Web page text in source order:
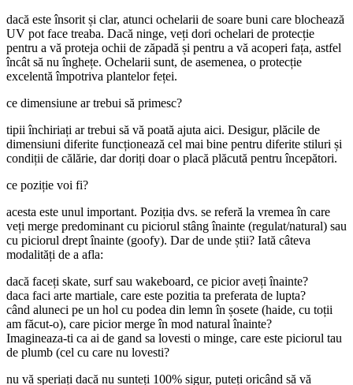
dacă este însorit și clar, atunci ochelarii de soare buni care blochează
UV pot face treaba. Dacă ninge, veți dori ochelari de protecție
pentru a vă proteja ochii de zăpadă și pentru a vă acoperi fața, astfel
încât să nu înghețe. Ochelarii sunt, de asemenea, o protecție
excelentă împotriva plantelor feței.
ce dimensiune ar trebui să primesc?
tipii închiriați ar trebui să vă poată ajuta aici. Desigur, plăcile de
dimensiuni diferite funcționează cel mai bine pentru diferite stiluri și
condiții de călărie, dar doriți doar o placă plăcută pentru începători.
ce poziție voi fi?
acesta este unul important. Poziția dvs. se referă la vremea în care
veți merge predominant cu piciorul stâng înainte (regulat/natural) sau
cu piciorul drept înainte (goofy). Dar de unde știi? Iată câteva
modalități de a afla:
dacă faceți skate, surf sau wakeboard, ce picior aveți înainte?
daca faci arte martiale, care este pozitia ta preferata de lupta?
când aluneci pe un hol cu podea din lemn în șosete (haide, cu toții
am făcut-o), care picior merge în mod natural înainte?
Imagineaza-ti ca ai de gand sa lovesti o minge, care este piciorul tau
de plumb (cel cu care nu lovesti?
nu vă speriați dacă nu sunteți 100% sigur, puteți oricând să vă